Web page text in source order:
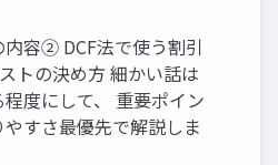
内容② DCF法で使う割引
トの決め方 細かい話は
度にして、 重要ポイン
やすさ最優先で解説しま